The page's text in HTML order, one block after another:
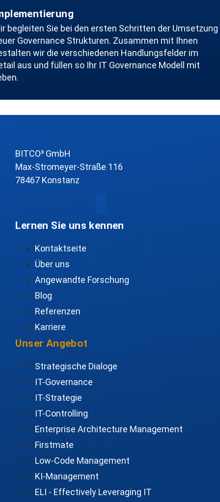
begleiten Sie bei den ersten Schritten der Umsetzung
Governance Strukturen. Zusammen mit Ihnen
wir die verschiedenen Handlungsfelder im
aus und füllen so Ihr IT Governance Modell mit
BITCO³ GmbH
Max-Stromeyer-Straße 116
78467 Konstanz
Lernen Sie uns kennen
Kontaktseite
Über uns
Angewandte Forschung
Blog
Referenzen
Karriere
Unser Angebot
Strategische Dialoge
IT-Governance
IT-Strategie
IT-Controlling
Enterprise Architecture Management
Firstmate
Low-Code Management
KI-Management
ELI - Effectively Leveraging IT